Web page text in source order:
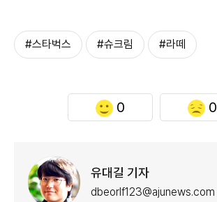
#스타벅스 #슈크림 #라떼
0 0
유대길 기자
dbeorlf123@ajunews.com